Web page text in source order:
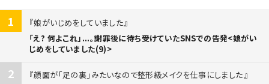
1
娘がいじめをしていました
「え? 何よこれ」...。謝罪後に待ち受けていたSNSでの告発<娘がい
じめをしていました(9)>
2
顔面が「足の裏」みたいなので整形級メイクを仕事にしました